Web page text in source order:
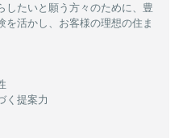
したいと願う方々のために、豊
活かし、お客様の理想の住ま
く提案力